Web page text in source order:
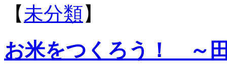
【 未分類】
お米をつくろう！ ～